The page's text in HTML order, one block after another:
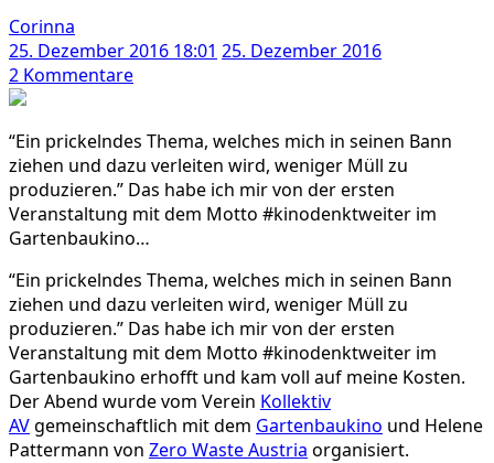
Corinna
25. Dezember 2016 18:01 25. Dezember 2016
2 Kommentarezu
Home
–
Mit
fünf
Regeln
zum
Müll-
Minimalisten
“Ein prickelndes Thema, welches mich in seinen Bann
ziehen und dazu verleiten wird, weniger Müll zu
produzieren.” Das habe ich mir von der ersten
Veranstaltung mit dem Motto #kinodenktweiter im
Gartenbaukino…
“Ein prickelndes Thema, welches mich in seinen Bann
ziehen und dazu verleiten wird, weniger Müll zu
produzieren.” Das habe ich mir von der ersten
Veranstaltung mit dem Motto #kinodenktweiter im
Gartenbaukino erhofft und kam voll auf meine Kosten.
Der Abend wurde vom Verein Kollektiv
AVgemeinschaftlich mit dem Gartenbaukino und Helene
Pattermann von Zero Waste Austria organisiert.